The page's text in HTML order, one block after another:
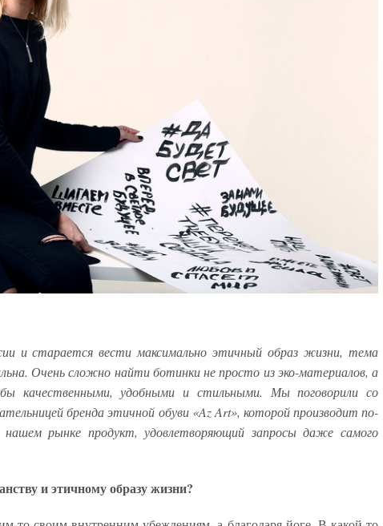
и старается вести максимально этичный образ жизни, тема
Очень сложно найти ботинки не просто из эко-материалов, а
качественными, удобными и стильными. Мы поговорили со
бренда этичной обуви «Az Art», которой производит по-
рынке продукт, удовлетворяющий запросы даже самого
и этичному образу жизни?